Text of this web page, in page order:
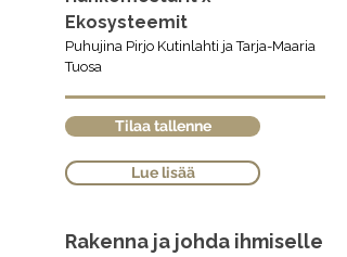
Ekosysteemit
Puhujina Pirjo Kutinlahti ja Tarja-Maaria
Tuosa
Tilaa tallenne
Lue lisää
Rakenna ja johda ihmiselle